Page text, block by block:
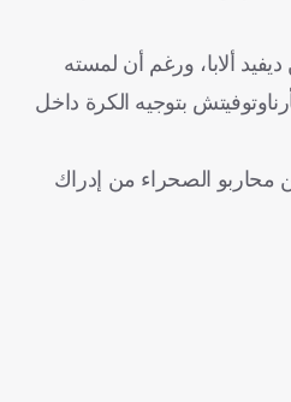
ألابا، ورغم أن لمسته
بتوجيه الكرة داخل
محاربو الصحراء من إدراك